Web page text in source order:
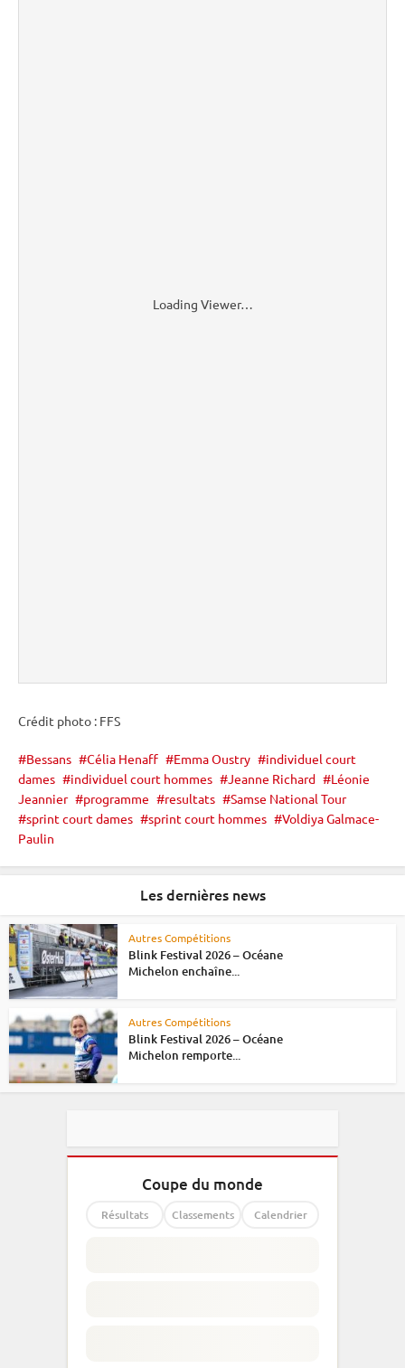
Loading Viewer…
Crédit photo : FFS
Bessans Célia Henaff Emma Oustry
individuel court
dames
individuel court hommes Jeanne Richard
Léonie
Jeannier
programme resultats
Samse National Tour
sprint court dames
sprint court hommes
Voldiya Galmace-
Paulin
Les dernières news
Autres Compétitions
Blink Festival 2026 – Océane
Michelon enchaîne...
Autres Compétitions
Blink Festival 2026 – Océane
Michelon remporte...
Coupe du monde
Résultats Classements Calendrier